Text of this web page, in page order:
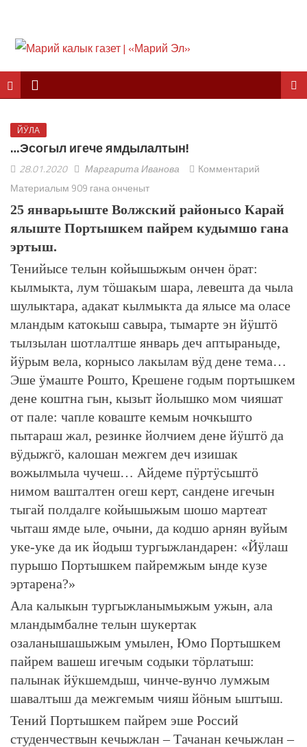
ЙӰЛА
…Эсогыл игече ямдылалтын!
28.01.2020 Маргарита Иванова
Комментарий
Материалым 909 гана онченыт
25 январьыште Волжский районысо Карай
ялыште Портышкем пайрем кудымшо гана
эртыш.
Тенийысе телын койышыжым ончен ӧрат:
кылмыкта, лум тӧшакым шара, левешта да чыла
шулыктара, адакат кылмыкта да ялысе ма оласе
мландым катокыш савыра, тымарте эн йӱштӧ
тылзылан шотлалтше январь деч аптыраныде,
йӱрым вела, корнысо лакылам вӱд дене тема…
Эше ӱмаште Рошто, Крешене годым портышкем
дене коштна гын, кызыт йолышко мом чияшат
от пале: чапле коваште кемым ночкышто
пытараш жал, резинке йолчием дене йӱштӧ да
вӱдыжгӧ, калошан межгем деч изишак
вожылмыла чучеш… Айдеме пӱртӱсыштӧ
нимом вашталтен огеш керт, сандене игечын
тыгай полдалге койышыжым шошо мартеат
чыташ ямде ыле, очыни, да кодшо арнян вуйым
уке-уке да ик йодыш тургыжландарен: «Йӱлаш
пурышо Портышкем пайремжым ынде кузе
эртарена?»
Ала калыкын тургыжланымыжым ужын, ала
мландымбалне телын шукертак
озаланышашыжым умылен, Юмо Портышкем
пайрем вашеш игечым содыки тӧрлатыш:
палынак йӱкшемдыш, чинче-вунчо лумжым
шавалтыш да межгемым чияш йӧным ыштыш.
Тений Портышкем пайрем эше Россий
студенчествын кечыжлан – Тачанан кечыжлан –